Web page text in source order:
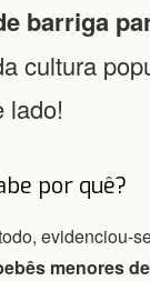
barriga
cultura
lado!
por quê?
evidenciou-
menores